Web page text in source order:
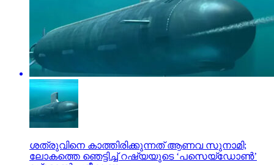
ശത്രുവിനെ കാത്തിരിക്കുന്നത് ആണവ സുനാമി;
ലോകത്തെ ഞെട്ടിച്ച് റഷ്യയുടെ ‘പസെയ്ഡോണ്‍’